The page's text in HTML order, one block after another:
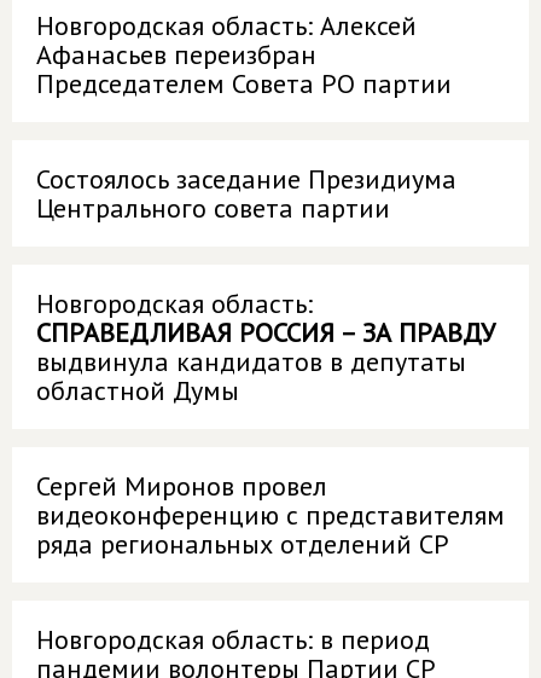
Новгородская область: Алексей
Афанасьев переизбран
Председателем Совета РО партии
Состоялось заседание Президиума
Центрального совета партии
Новгородская область:
СПРАВЕДЛИВАЯ РОССИЯ – ЗА ПРАВДУ
выдвинула кандидатов в депутаты
областной Думы
Сергей Миронов провел
видеоконференцию с представителям
ряда региональных отделений СР
Новгородская область: в период
пандемии волонтеры Партии СР